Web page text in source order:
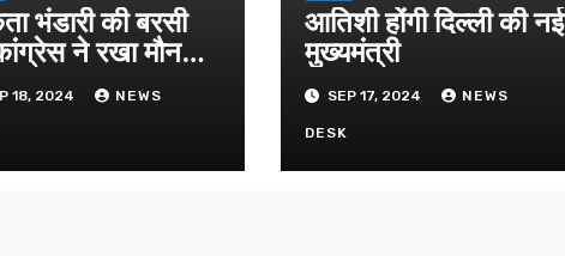
भंडारी की बरसी
ने रखा मौन
18, 2024 NEWS
आतिशी होंगी दिल्ली की नई
मुख्यमंत्री
SEP 17, 2024 NEWS
DESK